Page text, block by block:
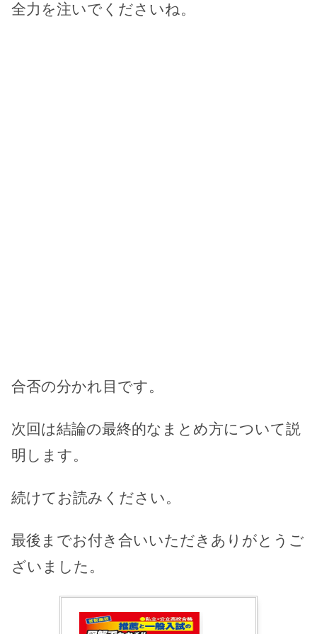
全力を注いでくださいね。
合否の分かれ目です。
次回は結論の最終的なまとめ方について説
明します。
続けてお読みください。
最後までお付き合いいただきありがとうご
ざいました。